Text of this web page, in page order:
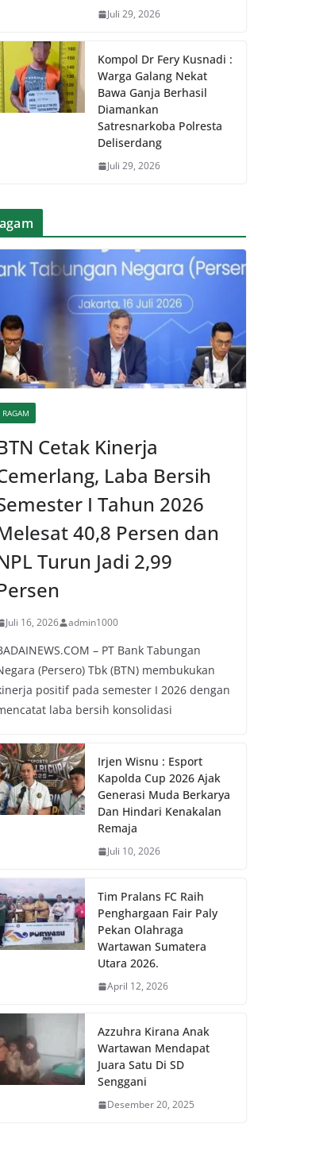
Juli 29, 2026
Kompol Dr Fery Kusnadi :
Warga Galang Nekat
Bawa Ganja Berhasil
Diamankan
Satresnarkoba Polresta
Deliserdang
Juli 29, 2026
RAGAM
Cetak Kinerja
Laba Bersih
I Tahun 2026
40,8 Persen dan
Turun Jadi 2,99
Juli 16, 2026 admin1000
– PT Bank Tabungan
(Persero) Tbk (BTN) membukukan
positif pada semester I 2026 dengan
laba bersih konsolidasi
Irjen Wisnu : Esport
Kapolda Cup 2026 Ajak
Generasi Muda Berkarya
Dan Hindari Kenakalan
Remaja
Juli 10, 2026
Tim Pralans FC Raih
Penghargaan Fair Paly
Pekan Olahraga
Wartawan Sumatera
Utara 2026.
April 12, 2026
Azzuhra Kirana Anak
Wartawan Mendapat
Juara Satu Di SD
Senggani
Desember 20, 2025